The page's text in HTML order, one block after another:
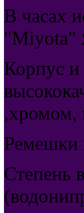
В часах
"Miyota"
Корпус и
,хромом,
Ремешки
Степень